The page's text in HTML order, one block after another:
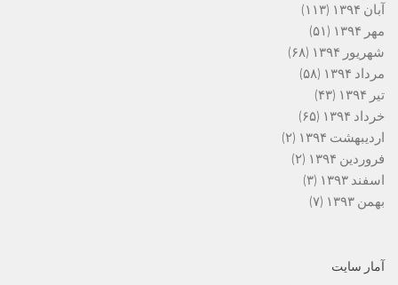
آبان ۱۳۹۴
(۱۱۳)
مهر ۱۳۹۴
(۵۱)
شهریور ۱۳۹۴
(۶۸)
مرداد ۱۳۹۴
(۵۸)
تیر ۱۳۹۴
(۴۳)
خرداد ۱۳۹۴
(۶۵)
اردیبهشت ۱۳۹۴
(۲)
فروردین ۱۳۹۴
(۲)
اسفند ۱۳۹۳
(۳)
بهمن ۱۳۹۳
(۷)
آمار سایت